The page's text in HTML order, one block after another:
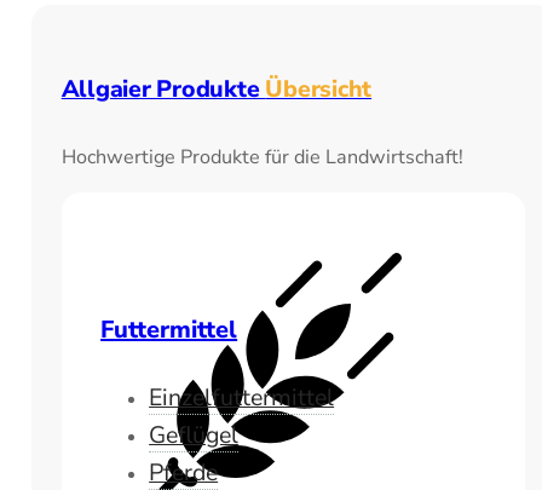
Allgaier ProdukteÜbersicht
Hochwertige Produkte für die Landwirtschaft!
Futtermittel
Einzelfuttermittel
Geflügel
Pferde